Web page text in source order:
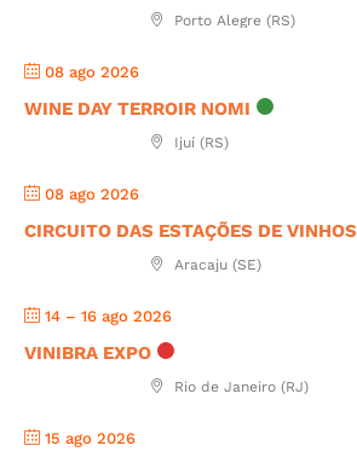
Porto Alegre (RS)
08 ago 2026
WINE DAY TERROIR NOMI
Ijuí (RS)
08 ago 2026
CIRCUITO DAS ESTAÇÕES DE VINHOS
Aracaju (SE)
14 – 16 ago 2026
VINIBRA EXPO
Rio de Janeiro (RJ)
15 ago 2026